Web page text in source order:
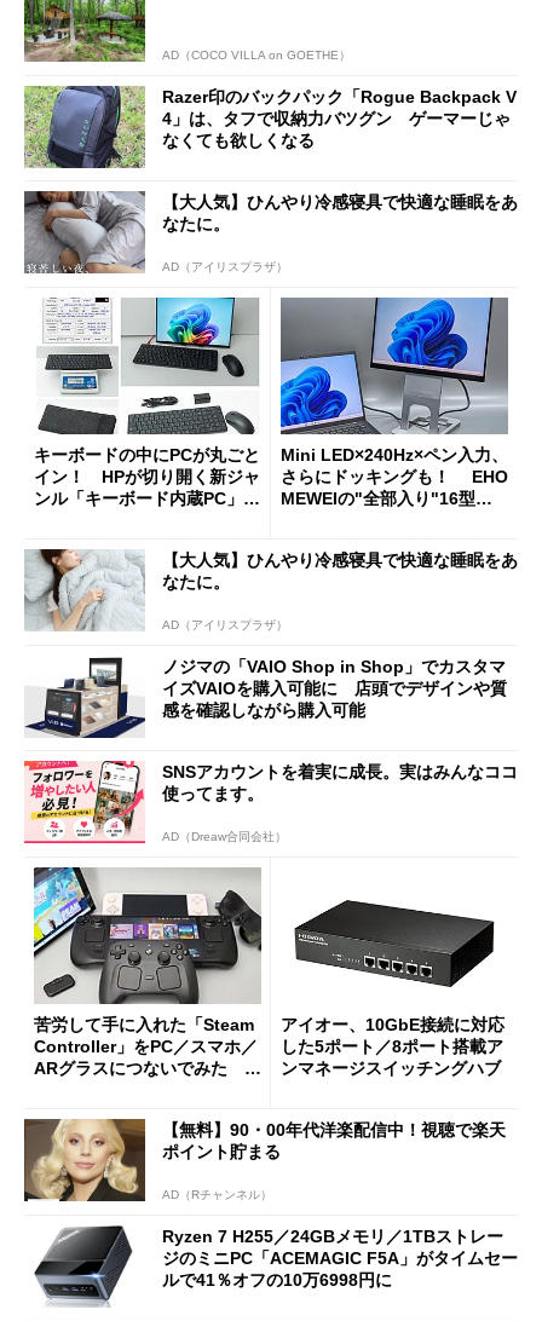
AD（COCO VILLA on GOETHE）
Razer印のバックパック「Rogue Backpack V
4」は、タフで収納力バツグン ゲーマーじゃ
なくても欲しくなる
【大人気】ひんやり冷感寝具で快適な睡眠をあ
なたに。
AD（アイリスプラザ）
キーボードの中にPCが丸ごと
イン！ HPが切り開く新ジャ
ンル「キーボード内蔵PC」の
Mini LED×240Hz×ペン入力、
さらにドッキングも！ EHO
MEWEIの"全部入り"16型モ
【大人気】ひんやり冷感寝具で快適な睡眠をあ
なたに。
AD（アイリスプラザ）
ノジマの「VAIO Shop in Shop」でカスタマ
イズVAIOを購入可能に 店頭でデザインや質
感を確認しながら購入可能
SNSアカウントを着実に成長。実はみんなココ
使ってます。
AD（Dreaw合同会社）
苦労して手に入れた「Steam
Controller」をPC／スマホ／
ARグラスにつないでみた ゲ
アイオー、10GbE接続に対応
した5ポート／8ポート搭載ア
ンマネージスイッチングハブ
【無料】90・00年代洋楽配信中！視聴で楽天
ポイント貯まる
AD（Rチャンネル）
Ryzen 7 H255／24GBメモリ／1TBストレー
ジのミニPC「ACEMAGIC F5A」がタイムセー
ルで41％オフの10万6998円に